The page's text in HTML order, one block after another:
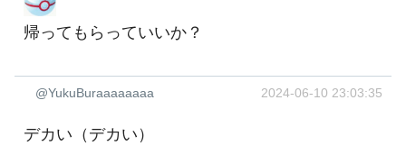
帰ってもらっていいか？
@YukuBuraaaaaaaa 2024-06-10 23:03:35
デカい（デカい）